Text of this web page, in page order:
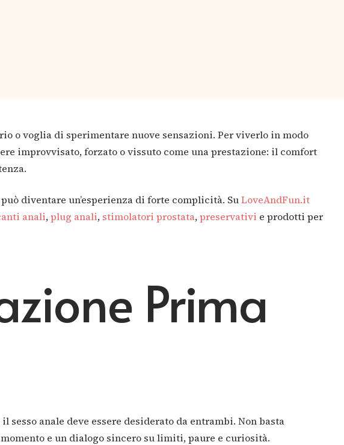
o voglia di sperimentare nuove sensazioni. Per viverlo in modo
improvvisato, forzato o vissuto come una prestazione: il comfort
diventare un’esperienza di forte complicità. SuLoveAndFun.it
anali,plug anali, stimolatori prostata,preservativi e prodotti per
Prima
anale deve essere desiderato da entrambi. Non basta
e un dialogo sincero su limiti, paure e curiosità.